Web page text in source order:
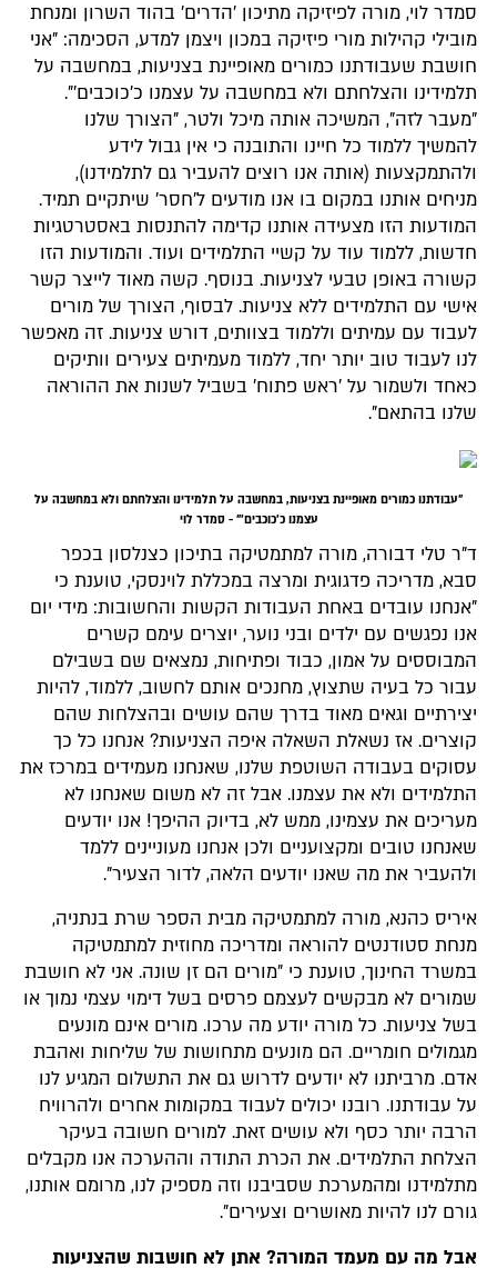
סמדר לוי, מורה לפיזיקה מתיכון 'הדרים' בהוד השרון ומנחת
מובילי קהילות מורי פיזיקה במכון ויצמן למדע, הסכימה: "אני
חושבת שעבודתנו כמורים מאופיינת בצניעות, במחשבה על
תלמידינו והצלחתם ולא במחשבה על עצמנו כ'כוכבים'".
"מעבר לזה", המשיכה אותה מיכל ולטר, "הצורך שלנו
להמשיך ללמוד כל חיינו והתובנה כי אין גבול לידע
ולהתמקצעות (אותה אנו רוצים להעביר גם לתלמידנו),
מניחים אותנו במקום בו אנו מודעים ל'חסר' שיתקיים תמיד.
המודעות הזו מצעידה אותנו קדימה להתנסות באסטרטגיות
חדשות, ללמוד עוד על קשיי התלמידים ועוד. והמודעות הזו
קשורה באופן טבעי לצניעות. בנוסף. קשה מאוד לייצר קשר
אישי עם התלמידים ללא צניעות. לבסוף, הצורך של מורים
לעבוד עם עמיתים וללמוד בצוותים, דורש צניעות. זה מאפשר
לנו לעבוד טוב יותר יחד, ללמוד מעמיתים צעירים וותיקים
כאחד ולשמור על 'ראש פתוח' בשביל לשנות את ההוראה
שלנו בהתאם".
"עבודתנו כמורים מאופיינת בצניעות, במחשבה על תלמידינו והצלחתם ולא במחשבה על
עצמנו כ'כוכבים'" - סמדר לוי
ד"ר טלי דבורה, מורה למתמטיקה בתיכון כצנלסון בכפר
סבא, מדריכה פדגוגית ומרצה במכללת לוינסקי, טוענת כי
"אנחנו עובדים באחת העבודות הקשות והחשובות: מידי יום
אנו נפגשים עם ילדים ובני נוער, יוצרים עימם קשרים
המבוססים על אמון, כבוד ופתיחות, נמצאים שם בשבילם
עבור כל בעיה שתצוץ, מחנכים אותם לחשוב, ללמוד, להיות
יצירתיים וגאים מאוד בדרך שהם עושים ובהצלחות שהם
קוצרים. אז נשאלת השאלה איפה הצניעות? אנחנו כל כך
עסוקים בעבודה השוטפת שלנו, שאנחנו מעמידים במרכז את
התלמידים ולא את עצמנו. אבל זה לא משום שאנחנו לא
מעריכים את עצמינו, ממש לא, בדיוק ההיפך! אנו יודעים
שאנחנו טובים ומקצועניים ולכן אנחנו מעוניינים ללמד
ולהעביר את מה שאנו יודעים הלאה, לדור הצעיר".
איריס כהנא, מורה למתמטיקה מבית הספר שרת בנתניה,
מנחת סטודנטים להוראה ומדריכה מחוזית למתמטיקה
במשרד החינוך, טוענת כי "מורים הם זן שונה. אני לא חושבת
שמורים לא מבקשים לעצמם פרסים בשל דימוי עצמי נמוך או
בשל צניעות. כל מורה יודע מה ערכו. מורים אינם מונעים
מגמולים חומריים. הם מונעים מתחושות של שליחות ואהבת
אדם. מרביתנו לא יודעים לדרוש גם את התשלום המגיע לנו
על עבודתנו. רובנו יכולים לעבוד במקומות אחרים ולהרוויח
הרבה יותר כסף ולא עושים זאת. למורים חשובה בעיקר
הצלחת התלמידים. את הכרת התודה וההערכה אנו מקבלים
מתלמידנו ומהמערכת שסביבנו וזה מספיק לנו, מרומם אותנו,
גורם לנו להיות מאושרים וצעירים".
אבל מה עם מעמד המורה? אתן לא חושבות שהצניעות